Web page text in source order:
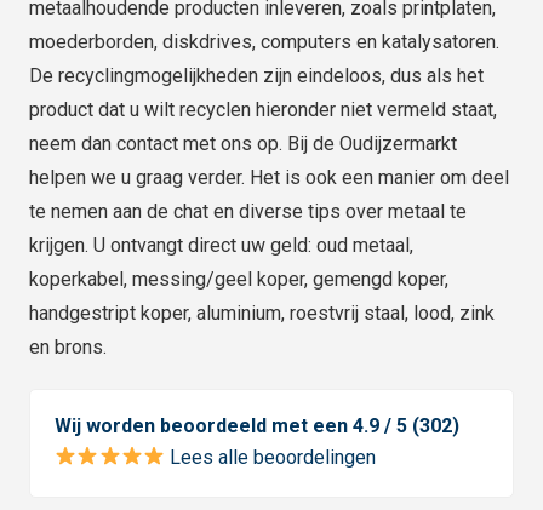
metaalhoudende producten inleveren, zoals printplaten,
moederborden, diskdrives, computers en katalysatoren.
De recyclingmogelijkheden zijn eindeloos, dus als het
product dat u wilt recyclen hieronder niet vermeld staat,
neem dan contact met ons op. Bij de Oudijzermarkt
helpen we u graag verder. Het is ook een manier om deel
te nemen aan de chat en diverse tips over metaal te
krijgen. U ontvangt direct uw geld: oud metaal,
koperkabel, messing/geel koper, gemengd koper,
handgestript koper, aluminium, roestvrij staal, lood, zink
en brons.
Wij worden beoordeeld met een 4.9 / 5 (302)
Lees alle beoordelingen